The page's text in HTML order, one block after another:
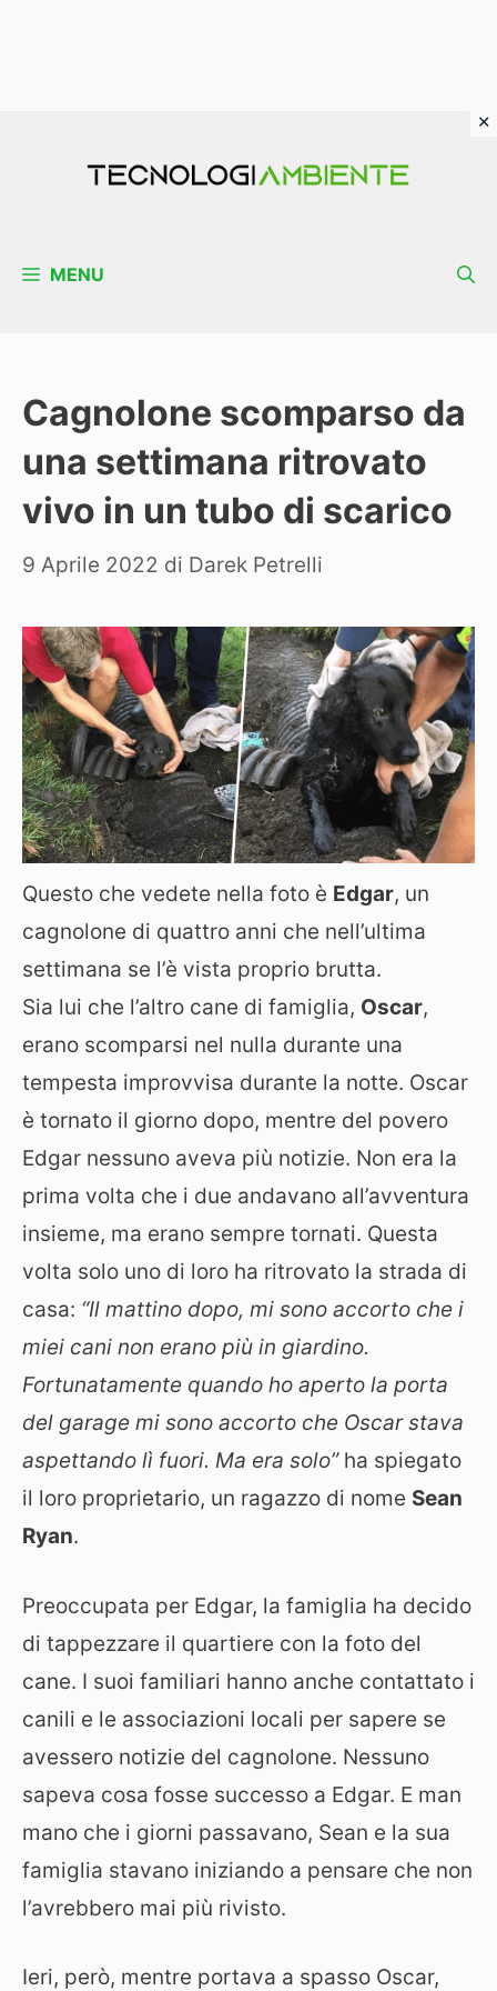
MENU
Cagnolone scomparso da
una settimana ritrovato
vivo in un tubo di scarico
9 Aprile 2022 di Darek Petrelli
Questo che vedete nella foto è Edgar, un
cagnolone di quattro anni che nell’ultima
settimana se l’è vista proprio brutta.
Sia lui che l’altro cane di famiglia, Oscar,
erano scomparsi nel nulla durante una
tempesta improvvisa durante la notte. Oscar
è tornato il giorno dopo, mentre del povero
Edgar nessuno aveva più notizie. Non era la
prima volta che i due andavano all’avventura
insieme, ma erano sempre tornati. Questa
volta solo uno di loro ha ritrovato la strada di
casa: “Il mattino dopo, mi sono accorto che i
miei cani non erano più in giardino.
Fortunatamente quando ho aperto la porta
del garage mi sono accorto che Oscar stava
aspettando lì fuori. Ma era solo” ha spiegato
il loro proprietario, un ragazzo di nome Sean
Ryan.
Preoccupata per Edgar, la famiglia ha decido
di tappezzare il quartiere con la foto del
cane. I suoi familiari hanno anche contattato i
canili e le associazioni locali per sapere se
avessero notizie del cagnolone. Nessuno
sapeva cosa fosse successo a Edgar. E man
mano che i giorni passavano, Sean e la sua
famiglia stavano iniziando a pensare che non
l’avrebbero mai più rivisto.
Ieri, però, mentre portava a spasso Oscar,